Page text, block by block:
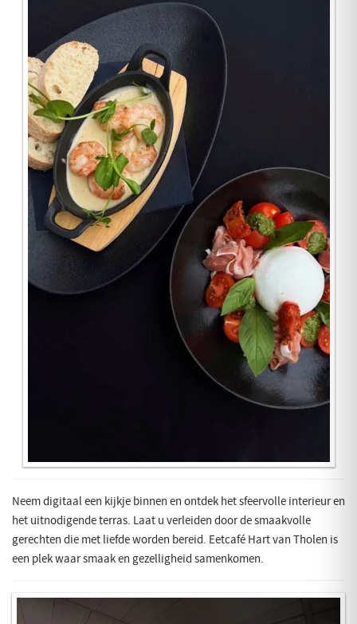
Neem digitaal een kijkje binnen en ontdek het sfeervolle interieur en
het uitnodigende terras. Laat u verleiden door de smaakvolle
gerechten die met liefde worden bereid. Eetcafé Hart van Tholen is
een plek waar smaak en gezelligheid samenkomen.